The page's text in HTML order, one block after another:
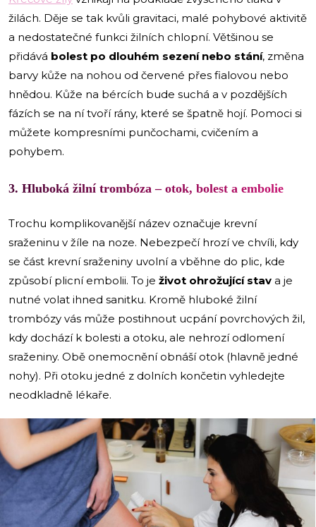
žilách. Děje se tak kvůli gravitaci, malé pohybové aktivitě
a nedostatečné funkci žilních chlopní. Většinou se
přidává bolest po dlouhém sezení nebo stání, změna
barvy kůže na nohou od červené přes fialovou nebo
hnědou. Kůže na bércích bude suchá a v pozdějších
fázích se na ní tvoří rány, které se špatně hojí. Pomoci si
můžete kompresními punčochami, cvičením a
pohybem.
3. Hluboká žilní trombóza – otok, bolest a embolie
Trochu komplikovanější název označuje krevní
sraženinu v žíle na noze. Nebezpečí hrozí ve chvíli, kdy
se část krevní sraženiny uvolní a vběhne do plic, kde
způsobí plicní embolii. To je život ohrožující stav a je
nutné volat ihned sanitku. Kromě hluboké žilní
trombózy vás může postihnout ucpání povrchových žil,
kdy dochází k bolesti a otoku, ale nehrozí odlomení
sraženiny. Obě onemocnění obnáší otok (hlavně jedné
nohy). Při otoku jedné z dolních končetin vyhledejte
neodkladně lékaře.